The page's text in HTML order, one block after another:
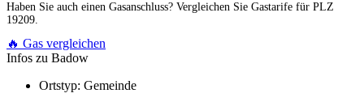
Haben Sie auch einen Gasanschluss? Vergleichen Sie Gastarife für PLZ
19209.
🔥 Gas vergleichen
Infos zu Badow
Ortstyp: Gemeinde